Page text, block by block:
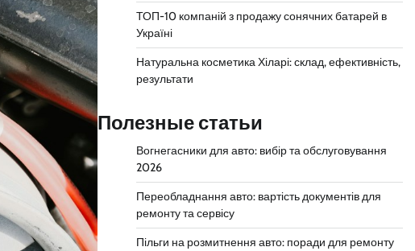
ТОП-10 компаній з продажу сонячних батарей в
Україні
Натуральна косметика Хіларі: склад, ефективність,
результати
Полезные статьи
Вогнегасники для авто: вибір та обслуговування
2026
Переобладнання авто: вартість документів для
ремонту та сервісу
Пільги на розмитнення авто: поради для ремонту